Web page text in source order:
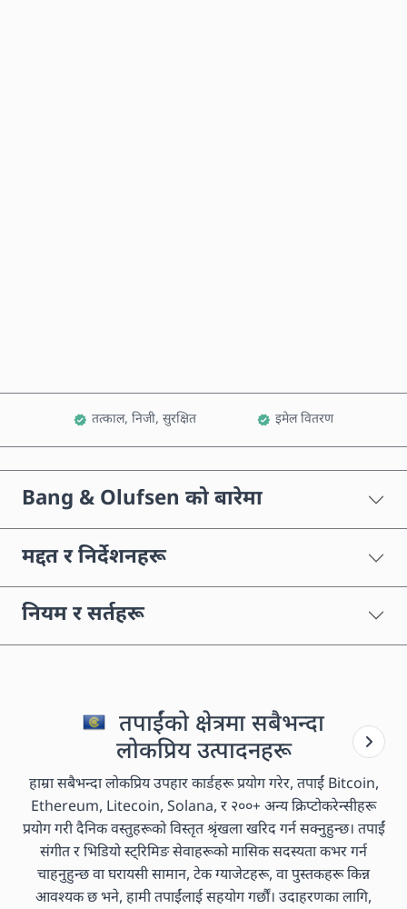
तत्काल, निजी, सुरक्षित इमेल वितरण
Bang & Olufsen को बारेमा
मद्दत र निर्देशनहरू
नियम र सर्तहरू
तपाईंको क्षेत्रमा सबैभन्दा
लोकप्रिय उत्पादनहरू
हाम्रा सबैभन्दा लोकप्रिय उपहार कार्डहरू प्रयोग गरेर, तपाईं Bitcoin,
Ethereum, Litecoin, Solana, र २००+ अन्य क्रिप्टोकरेन्सीहरू
प्रयोग गरी दैनिक वस्तुहरूको विस्तृत श्रृंखला खरिद गर्न सक्नुहुन्छ। तपाईं
संगीत र भिडियो स्ट्रिमिङ सेवाहरूको मासिक सदस्यता कभर गर्न
चाहनुहुन्छ वा घरायसी सामान, टेक ग्याजेटहरू, वा पुस्तकहरू किन्न
आवश्यक छ भने, हामी तपाईंलाई सहयोग गर्छौं। उदाहरणका लागि,